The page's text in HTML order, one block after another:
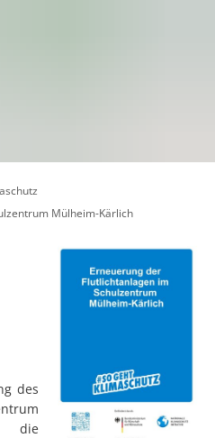
Mülheim-Kärlich
des
die